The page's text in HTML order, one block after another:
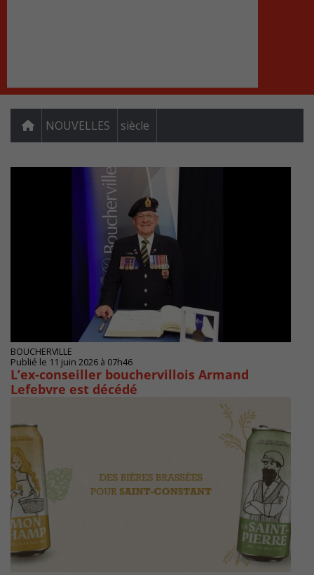
NOUVELLES siècle
BOUCHERVILLE
Publié le 11 juin 2026 à 07h46
L’ex-conseiller bouchervillois Armand
Lefebvre est décédé